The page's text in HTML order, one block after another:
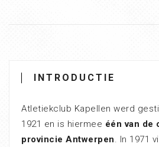
INTRODUCTIE
Atletiekclub Kapellen werd
1921 en is hiermee één van de
provincie Antwerpen. In 1971